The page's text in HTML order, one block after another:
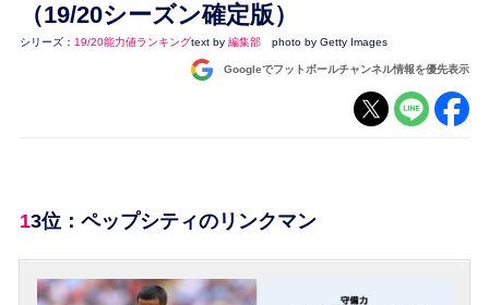
ナショナルチーム
（19/20シーズン確定版）
シリーズ： 19/20能力値ランキングtext by 編集部 photo by Getty Images
Googleでフットボールチャンネル情報を優先表示
13位：ペップシティのリンクマン